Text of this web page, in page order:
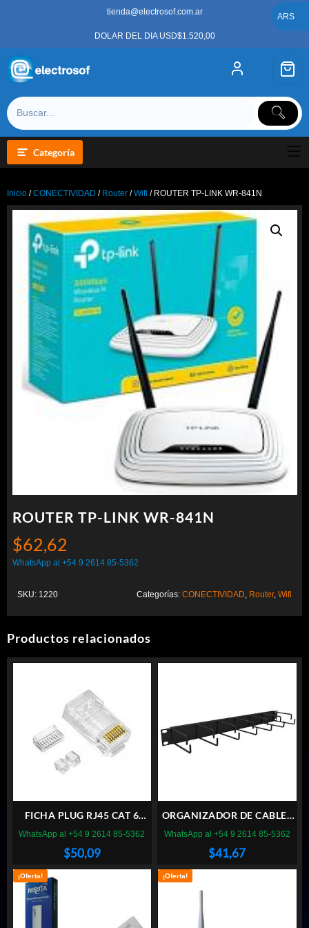
tienda@electrosof.com.ar
DOLAR DEL DIA USD$1.520,00
Categoría
Inicio /CONECTIVIDAD / Router /Wifi / ROUTER TP-LINK WR-841N
ROUTER TP-LINK WR-841N
$62,62
WhatsApp al +54 9 2614 85-5362
SKU: 1220 Categorías: CONECTIVIDAD Router, Wifi
Productos relacionados
FICHA PLUG RJ45 CAT 6
FURUKAWA X50
$50,09
WhatsApp al +54 9 2614 85-5362
ORGANIZADOR DE CABLES
FURUKAWA
$41,67
WhatsApp al +54 9 2614 85-5362
¡Oferta! ¡Oferta!
ARS